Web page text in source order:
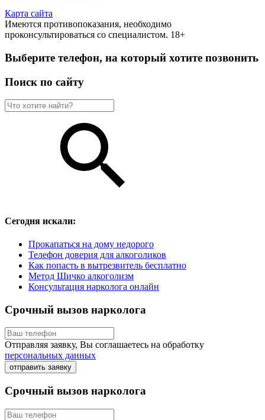
Карта сайта
Имеются противопоказания, необходимо
проконсультироваться со специалистом. 18+
Выберите телефон, на который хотите позвонить
Поиск по сайту
Сегодня искали:
Прокапаться на дому недорого
Телефон доверия для алкоголиков
Как попасть в вытрезвитель бесплатно
Метод Шичко алкоголизм
Консультация нарколога онлайн
Срочный вызов нарколога
Отправляя заявку, Вы соглашаетесь на обработку
персональных данных
отправить заявку
Срочный вызов нарколога